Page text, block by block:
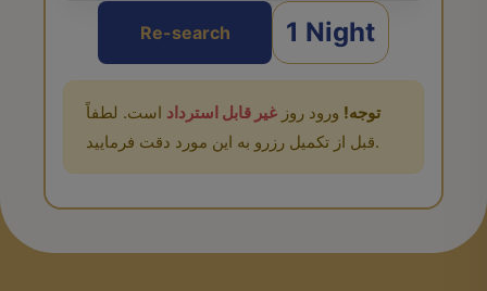
Re-search 1 Night
توجه! ورود روز غیر قابل استرداد است. لطفاً
قبل از تکمیل رزرو به این مورد دقت فرمایید.